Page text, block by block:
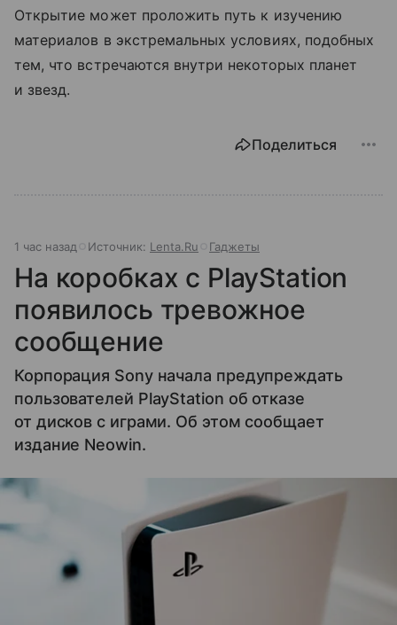
Открытие может проложить путь к изучению
материалов в экстремальных условиях, подобных
тем, что встречаются внутри некоторых планет
и звезд.
Поделиться
1 час назад Источник: Lenta.Ru Гаджеты
На коробках с PlayStation
появилось тревожное
сообщение
Корпорация Sony начала предупреждать
пользователей PlayStation об отказе
от дисков с играми. Об этом сообщает
издание Neowin.